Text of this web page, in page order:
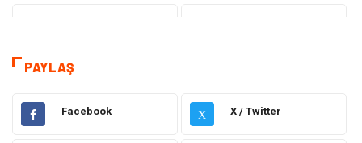
Sağlık
Dekorasyon Elektrik Elektronik
PAYLAŞ
Facebook X X / Twitter